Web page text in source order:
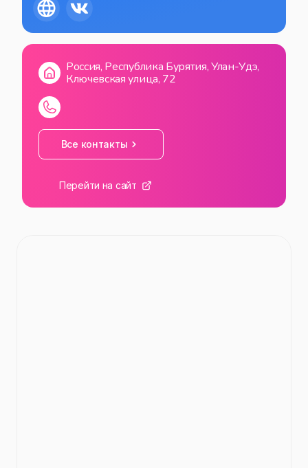
СБ
Россия, Республика Бурятия, Улан-Удэ,
Ключевская улица, 72
Все контакты
Перейти на сайт